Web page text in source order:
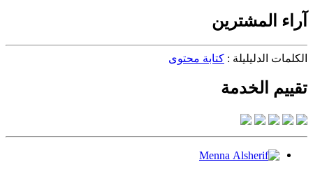
آراء المشترين
الكلمات الدليليلة : كتابة محتوى
تقييم الخدمة